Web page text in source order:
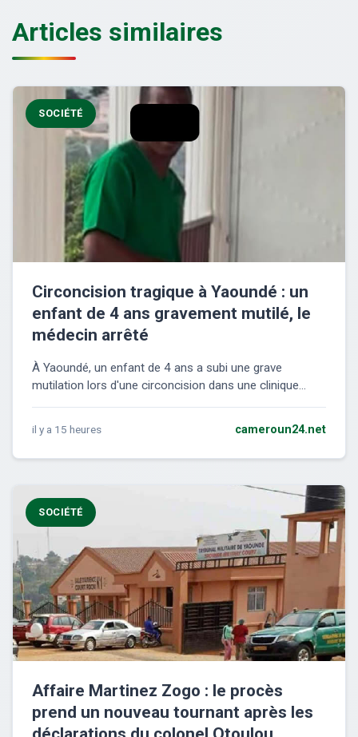
Articles similaires
SOCIÉTÉ
Circoncision tragique à Yaoundé : un
enfant de 4 ans gravement mutilé, le
médecin arrêté
À Yaoundé, un enfant de 4 ans a subi une grave
mutilation lors d'une circoncision dans une clinique...
il y a 15 heures cameroun24.net
SOCIÉTÉ
Affaire Martinez Zogo : le procès
prend un nouveau tournant après les